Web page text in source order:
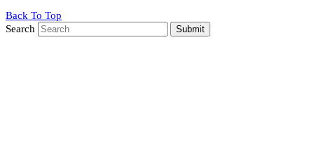
Back To Top
Search
Submit